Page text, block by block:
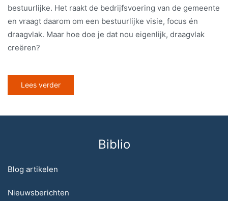
bestuurlijke. Het raakt de bedrijfsvoering van de gemeente
en vraagt daarom om een bestuurlijke visie, focus én
draagvlak. Maar hoe doe je dat nou eigenlijk, draagvlak
creëren?
Lees verder
Biblio
Blog artikelen
Nieuwsberichten